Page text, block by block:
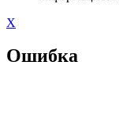
X
Ошибка